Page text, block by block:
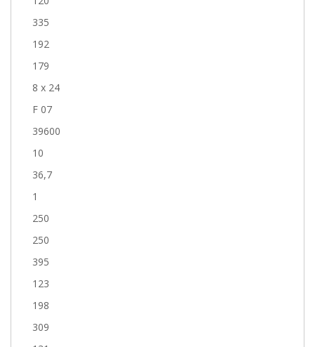
335
192
179
8 x 24
F 07
39600
10
36,7
1
250
250
395
123
198
309